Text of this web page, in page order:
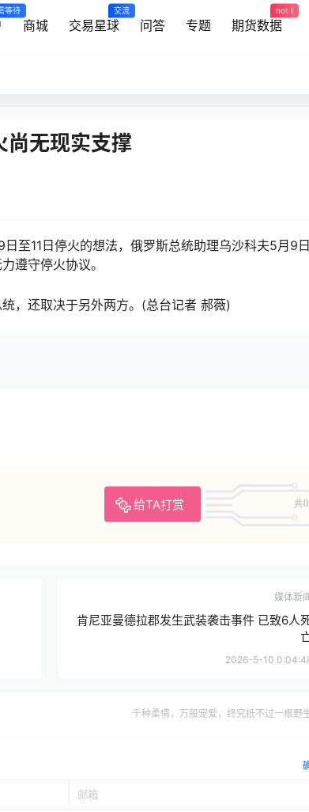
等待
商城 交易星球
交流
问答 专题 期货数据
hot !
尚无现实支撑
11日停火的想法，俄罗斯总统助理乌沙科夫5月9
遵守停火协议。
还取决于另外两方。(总台记者 郝薇)
给TA打赏 共0
媒体新
肯尼亚曼德拉郡发生武装袭击事件 已致6人
2026-5-10
千种柔情，万般宠爱，终究抵不过一根野